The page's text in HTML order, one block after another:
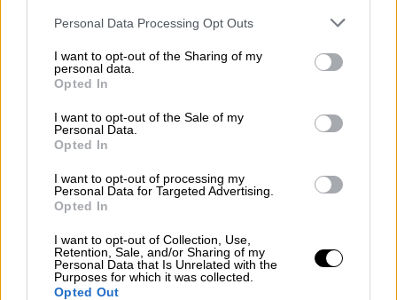
Personal Data Processing Opt Outs
I want to opt-out of the Sharing of my
personal data.
Opted In
I want to opt-out of the Sale of my
Personal Data.
Opted In
I want to opt-out of processing my
Personal Data for Targeted Advertising.
Opted In
I want to opt-out of Collection, Use,
Retention, Sale, and/or Sharing of my
Personal Data that Is Unrelated with the
Purposes for which it was collected.
Opted Out
26/2 2024
Pero dicho esto continúo con mi modesta
aportación. Mi primera aproximación a María
Club motivo de mi libro Ni Locas Ni Tontas un
club apolítico y aconf...
Una labor interminable
María de Maeztu, la primera mujer pedagoga,
becas de la Junta de Ampliación de Estudios y
fue profesora durante dos años en el International
Scho...